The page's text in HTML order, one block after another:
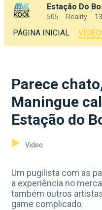
Estação Do
505 Reality 13
PÁGINA INICIAL
Parece
Maningue
Estação do
Video
Um pugilista com as
a experiência no
também outros
game complicado.